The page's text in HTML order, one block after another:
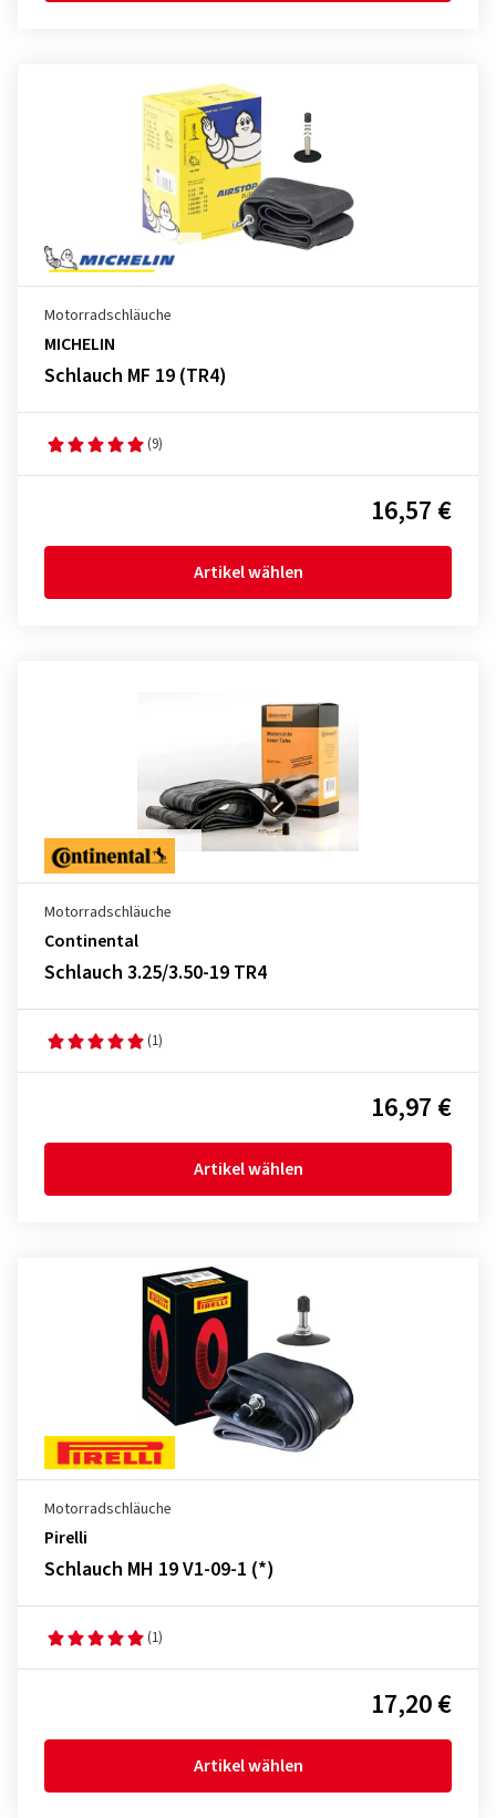
Motorradschläuche
MICHELIN
Schlauch MF 19 (TR4)
(9)
16,57 €
Artikel wählen
Motorradschläuche
Continental
Schlauch 3.25/3.50-19 TR4
(1)
16,97 €
Artikel wählen
Motorradschläuche
Pirelli
Schlauch MH 19 V1-09-1 (*)
(1)
17,20 €
Artikel wählen